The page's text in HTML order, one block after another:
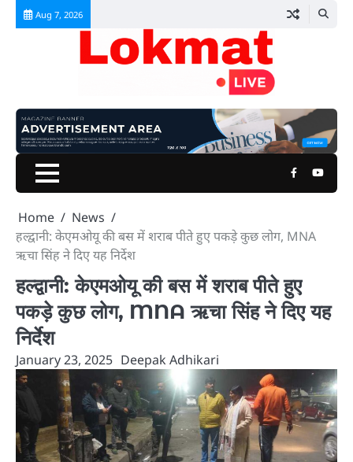
Skip
Aug 7, 2026
Facebook
Home
News
हल्द्वानी: केएमओयू की बस में शराब पीते हुए पकड़े कुछ लोग, MNA
ऋचा सिंह ने दिए यह निर्देश
हल्द्वानी: केएमओयू की बस में शराब पीते हुए
पकड़े कुछ लोग, MNA ऋचा सिंह ने दिए यह
निर्देश
January 23, 2025 Deepak Adhikari